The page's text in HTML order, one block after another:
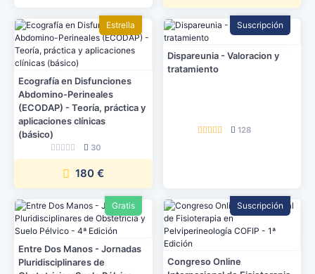
Estrella
Ecografía en Disfunciones
Abdomino-Perineales
(ECODAP) - Teoría, práctica y
aplicaciones clínicas
(básico)
30
180 €
Suscripción
Dispareunia - Valoracion y
tratamiento
128
Gratis
Entre Dos Manos - Jornadas
Pluridisciplinares de
Suscripción
Congreso Online